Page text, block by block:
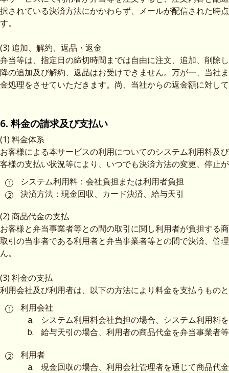
択されている決済方法にかかわらず、メールが配信された時
す。
(3) 追加、解約、返品・返金
弁当等は、指定日の締切時間までは自由に注文、追加、削除
降の追加及び解約、返品はお受けできません。万が一、当社
金処理をさせていただきます。尚、当社からの返金額に対し
6. 料金の請求及び支払い
(1) 料金体系
お客様による本サービスの利用についてのシステム利用料及
客様の支払い状況等により、いつでも決済方法の変更、停止
システム利用料：会社負担または利用者負担
決済方法：現金回収、カード決済、給与天引
(2) 商品代金の支払
お客様と弁当事業者等との間の取引に関し利用者が負担する
取引の当事者である利用者と弁当事業者等との間で決済、管
ん。
(3) 料金の支払
利用会社及び利用者は、以下の方法により料金を支払うもの
利用会社
システム利用料会社負担の場合、システム利用料
給与天引の場合、利用者の商品代金を弁当事業者
利用者
現金回収の場合、利用会社管理者を通じて商品代